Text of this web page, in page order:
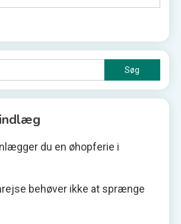
efter:
du en øhopferie i
behøver ikke at sprænge